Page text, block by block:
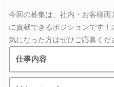
今回の募集は、社内・お客様
に貢献できるポジションです
気になった方はぜひご応募くだ
仕事内容